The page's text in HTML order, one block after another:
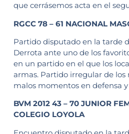
que cerrásemos acta en el
RGCC 78 – 61 NACIONAL
Partido disputado en la tarde
Derrota ante uno de los
en un partido en el que los
armas. Partido irregular de los
malos momentos en defensa
BVM 2012 43 – 70 JUNIOR
COLEGIO LOYOLA